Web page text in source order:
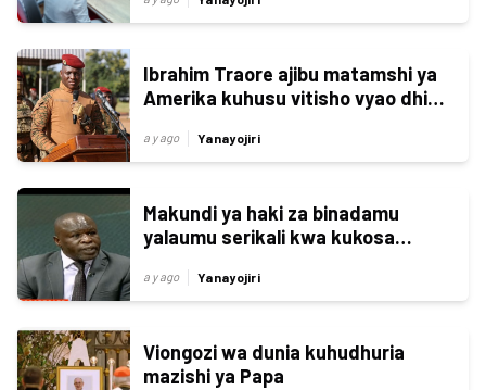
Ibrahim Traore ajibu matamshi ya
Amerika kuhusu vitisho vyao dhidi
a y ago Yanayojiri
Makundi ya haki za binadamu
yalaumu serikali kwa kukosa
a y ago Yanayojiri
Viongozi wa dunia kuhudhuria
mazishi ya Papa